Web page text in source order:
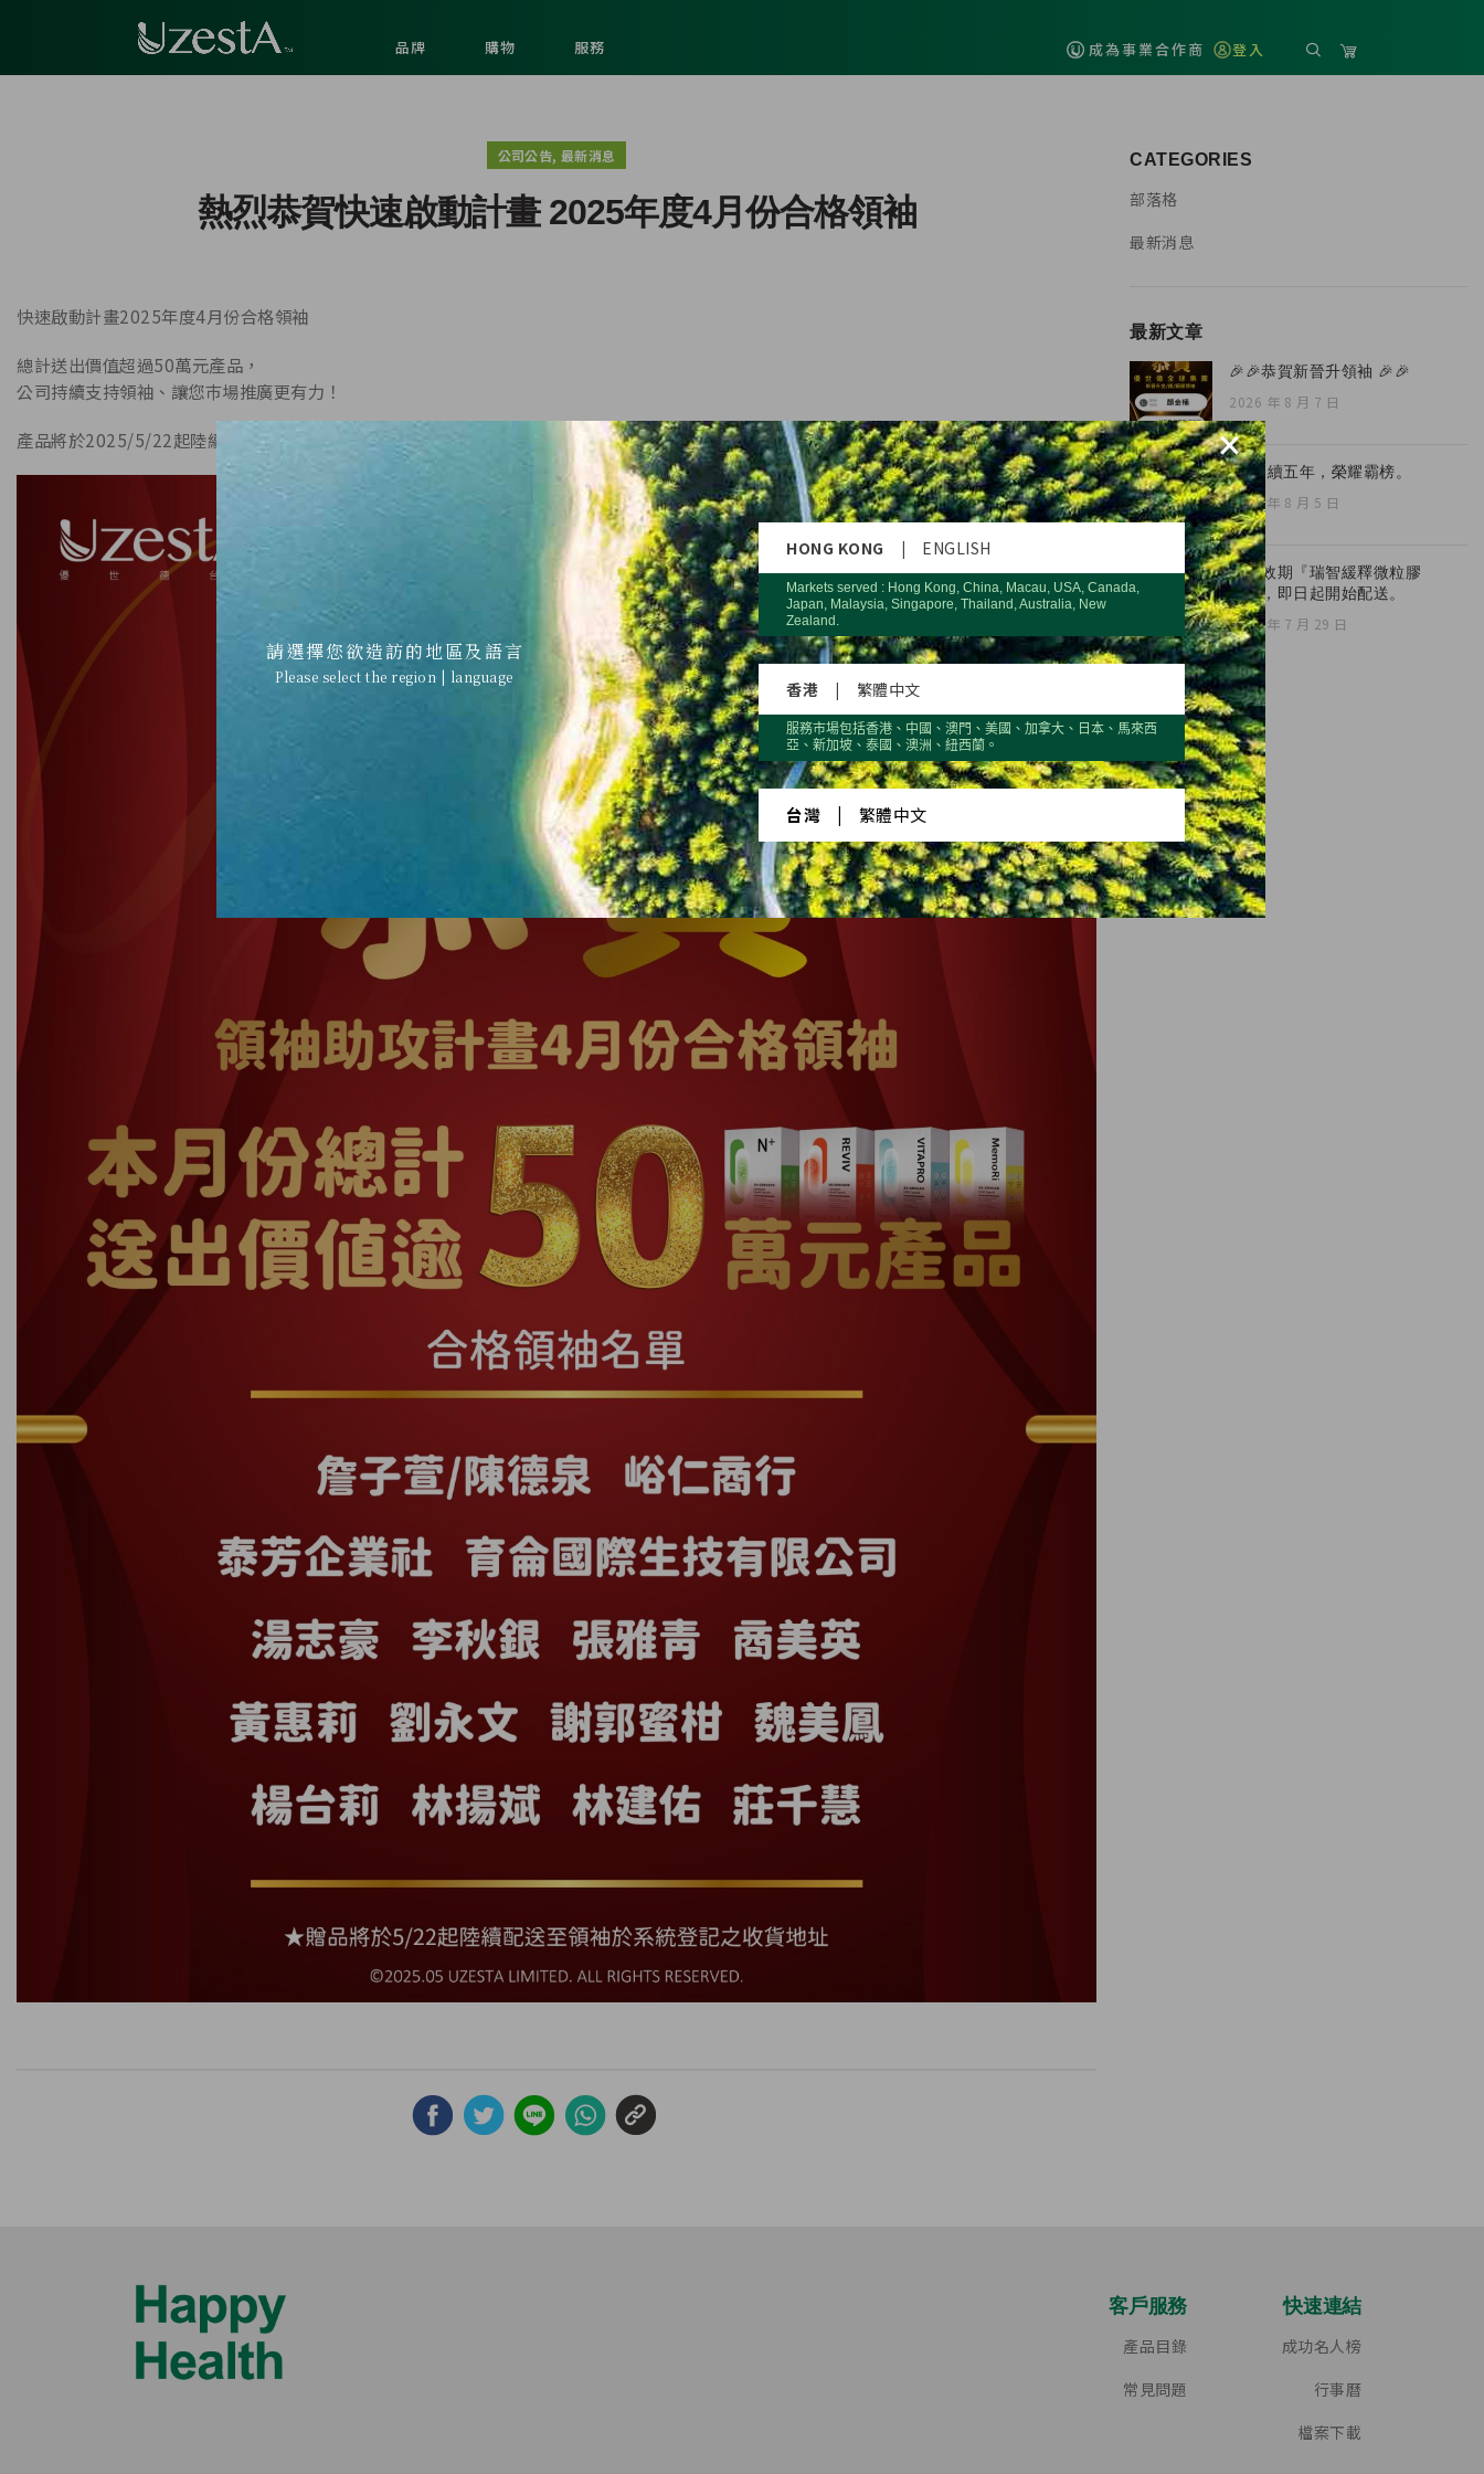
品牌 購物 服務 成為事業合作商 登入
公司公告, 最新消息
熱烈恭賀快速啟動計畫 2025年度4月份合格領袖
快速啟動計畫2025年度4月份合格領袖
總計送出價值超過50萬元產品，
公司持續支持領袖、讓您巿場推廣更有力！
產品將於2025/5/22起陸續配送
CATEGORIES
部落格
最新消息
最新文章
🎉🎉恭賀新晉升領袖 🎉🎉
2026 年 8 月 7 日
🏆 連續五年，榮耀霸榜。
2026 年 8 月 5 日
全新效期『瑞智緩釋微粒膠
囊』，即日起開始配送。
2026 年 7 月 29 日
客戶服務
產品目錄
常見問題
快速連結
成功名人榜
行事曆
檔案下載
×
請選擇您欲造訪的地區及語言
Please select the region | language
HONG KONG | ENGLISH
Markets served : Hong Kong, China, Macau, USA, Canada,
Japan, Malaysia, Singapore, Thailand, Australia, New
Zealand.
香港 | 繁體中文
服務市場包括香港、中國、澳門、美國、加拿大、日本、馬來西
亞、新加坡、泰國、澳洲、紐西蘭。
台灣 | 繁體中文